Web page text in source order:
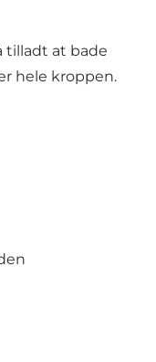
tilladt at bade
hele kroppen.